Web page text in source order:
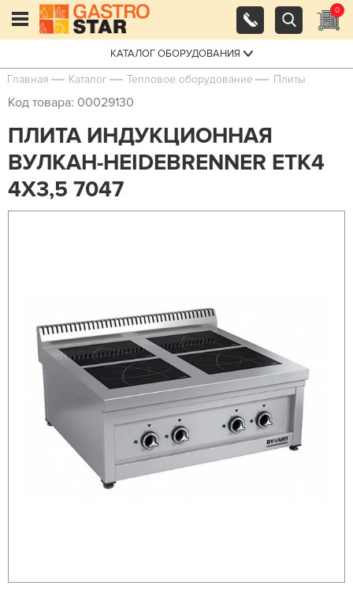
0
КАТАЛОГ ОБОРУДОВАНИЯ
Главная Каталог Тепловое оборудование Плиты
Код товара: 00029130
ПЛИТА ИНДУКЦИОННАЯ
ВУЛКАН-HEIDEBRENNER ETK4
4Х3,5 7047